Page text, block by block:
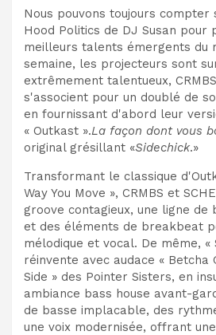
Nous pouvons toujours
Hood Politics de DJ Susan pour
meilleurs talents émergents du
semaine, les projecteurs sont
extrêmement talentueux,
s'associent pour un doublé de
en fournissant d'abord leur
« Outkast ».La façon dont vous
original grésillant «Sidechick.»
Transformant le classique
Way You Move », CRMBS et
groove contagieux, une ligne de
et des éléments de breakbeat
mélodique et vocal. De même, «
réinvente avec audace « Betcha
Side » des Pointer Sisters, en
ambiance bass house avant-
de basse implacable, des
une voix modernisée, offrant